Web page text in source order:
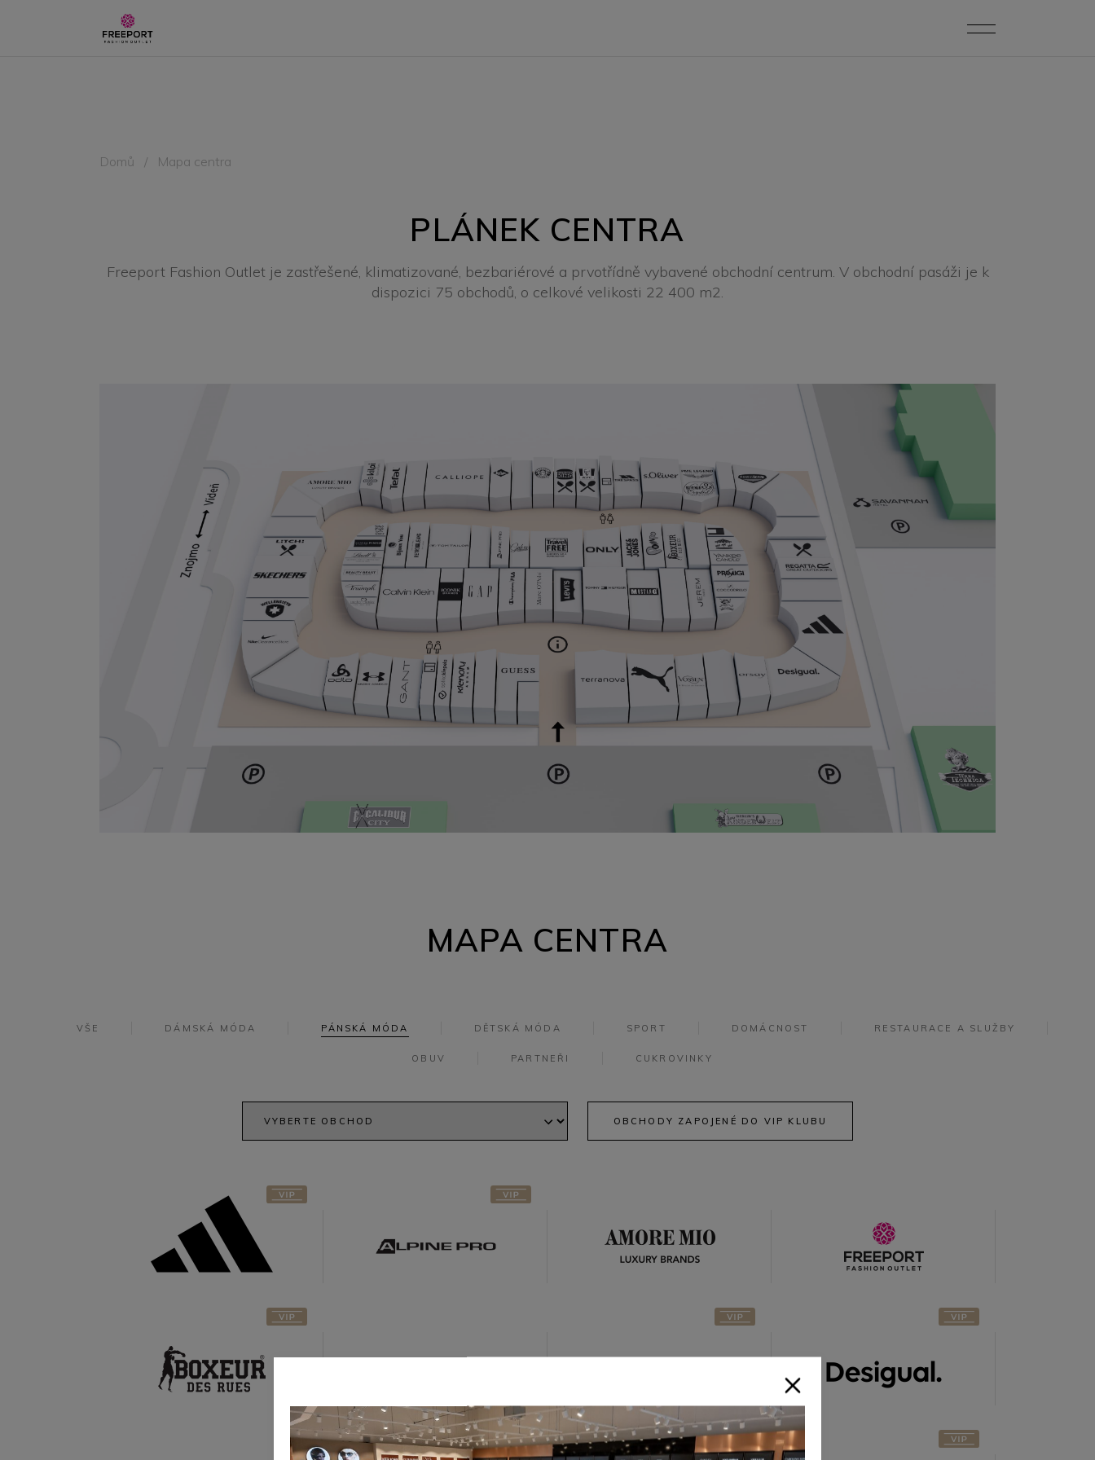
Domů / Mapa centra
PLÁNEK CENTRA
Freeport Fashion Outlet je zastřešené, klimatizované, bezbariérové a prvotřídně vybavené obchodní centrum. V obchodní pasáži je k
dispozici 75 obchodů, o celkové velikosti 22 400 m2.
MAPA CENTRA
VŠE DÁMSKÁ MÓDA PÁNSKÁ MÓDA DĚTSKÁ MÓDA SPORT DOMÁCNOST RESTAURACE A SLUŽBY
OBUV PARTNEŘI CUKROVINKY
OBCHODY ZAPOJENÉ DO VIP KLUBU
Amore Mio
Luxury
Brands
stažení
Boxeur des
Rues
Calliope
Calvin
Klein
Desigual
Gant
Jack and
Jones